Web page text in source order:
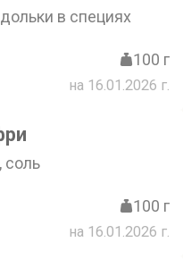
в специях
100 г
на 16.01.2026 г.
соль
100 г
на 16.01.2026 г.